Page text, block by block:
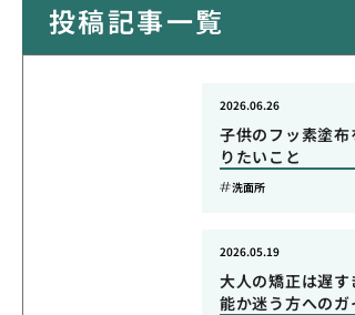
投稿記事一覧
子供のフッ素塗
りたいこと
2026.06.26
洗面所
大人の矯正は遅
能か迷う方へのガ
2026.05.19